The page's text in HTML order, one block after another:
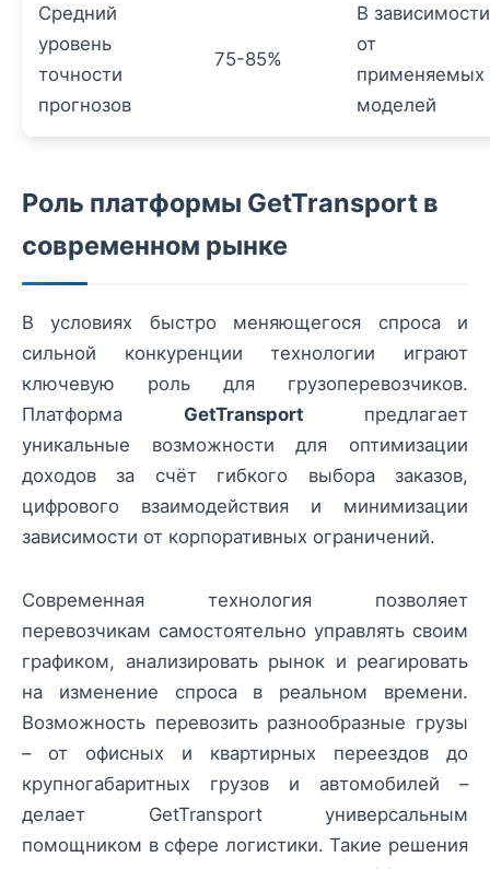
Средний
уровень
точности
прогнозов
75-85%
В зависимости
от
применяемых
моделей
Роль платформы GetTransport в
современном рынке
В условиях быстро меняющегося спроса и
сильной конкуренции технологии играют
ключевую роль для грузоперевозчиков.
Платформа GetTransport предлагает
уникальные возможности для оптимизации
доходов за счёт гибкого выбора заказов,
цифрового взаимодействия и минимизации
зависимости от корпоративных ограничений.
Современная технология позволяет
перевозчикам самостоятельно управлять своим
графиком, анализировать рынок и реагировать
на изменение спроса в реальном времени.
Возможность перевозить разнообразные грузы
– от офисных и квартирных переездов до
крупногабаритных грузов и автомобилей –
делает GetTransport универсальным
помощником в сфере логистики. Такие решения